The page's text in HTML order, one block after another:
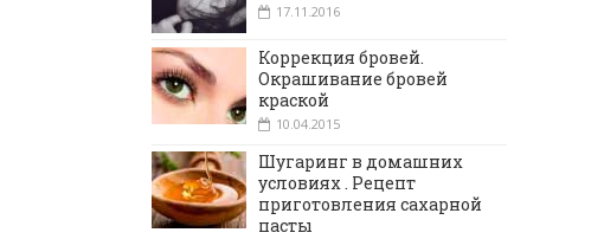
17.11.2016
Коррекция бровей.
Окрашивание бровей
краской
10.04.2015
Шугаринг в домашних
условиях . Рецепт
приготовления сахарной
пасты